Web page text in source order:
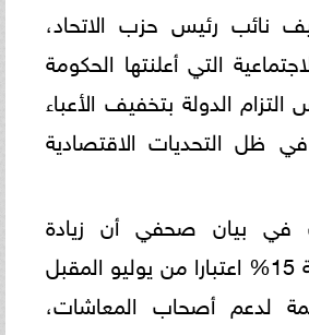
نائب رئيس حزب الاتحاد،
التي أعلنتها الحكومة
الدولة بتخفيف الأعباء
ظل التحديات الاقتصادية
بيان صحفي أن زيادة
المعاشات بنسبة 15% اعتبارا من يوليو المقبل
لدعم أصحاب المعاشات،